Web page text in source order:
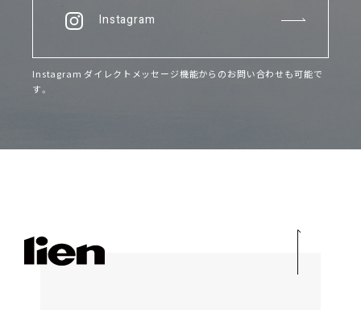
Instagram
Instagram ダイレクトメッセージ機能からのお問い合わせも可能で
す。